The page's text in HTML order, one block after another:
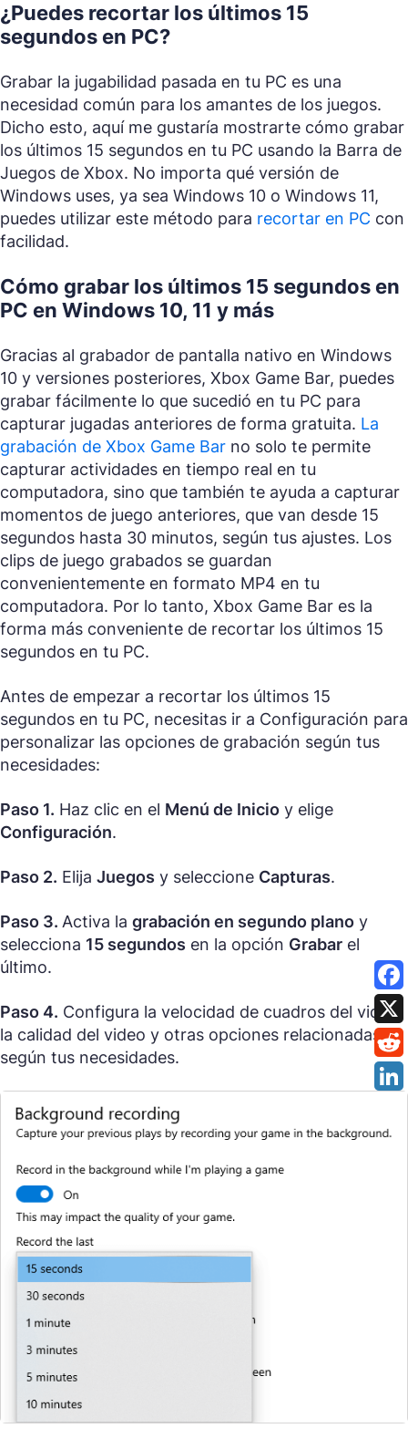
¿Puedes recortar los últimos 15
segundos en PC?
Grabar la jugabilidad pasada en tu PC es una
necesidad común para los amantes de los juegos.
Dicho esto, aquí me gustaría mostrarte cómo grabar
los últimos 15 segundos en tu PC usando la Barra de
Juegos de Xbox. No importa qué versión de
Windows uses, ya sea Windows 10 o Windows 11,
puedes utilizar este método para recortar en PC con
facilidad.
Cómo grabar los últimos 15 segundos en
PC en Windows 10, 11 y más
Gracias al grabador de pantalla nativo en Windows
10 y versiones posteriores, Xbox Game Bar, puedes
grabar fácilmente lo que sucedió en tu PC para
capturar jugadas anteriores de forma gratuita. La
grabación de Xbox Game Bar no solo te permite
capturar actividades en tiempo real en tu
computadora, sino que también te ayuda a capturar
momentos de juego anteriores, que van desde 15
segundos hasta 30 minutos, según tus ajustes. Los
clips de juego grabados se guardan
convenientemente en formato MP4 en tu
computadora. Por lo tanto, Xbox Game Bar es la
forma más conveniente de recortar los últimos 15
segundos en tu PC.
Antes de empezar a recortar los últimos 15
segundos en tu PC, necesitas ir a Configuración para
personalizar las opciones de grabación según tus
necesidades:
Paso 1. Haz clic en el Menú de Inicio y elige
Configuración.
Paso 2. Elija Juegos y seleccione Capturas.
Paso 3. Activa la grabación en segundo plano y
selecciona 15 segundos en la opción Grabar el
último.
Paso 4. Configura la velocidad de cuadros del video,
la calidad del video y otras opciones relacionadas
según tus necesidades.